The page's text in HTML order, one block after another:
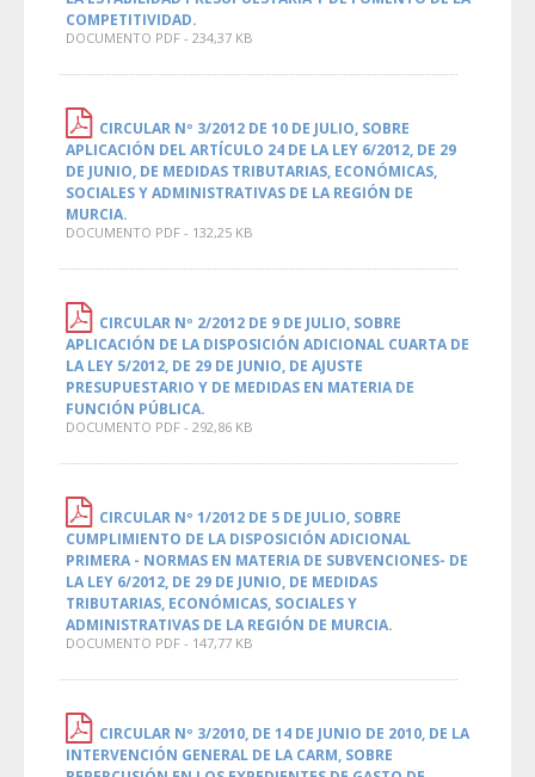
COMPETITIVIDAD.
DOCUMENTO PDF - 234,37 KB
CIRCULAR Nº 3/2012 DE 10 DE JULIO, SOBRE
APLICACIÓN DEL ARTÍCULO 24 DE LA LEY 6/2012, DE 29
DE JUNIO, DE MEDIDAS TRIBUTARIAS, ECONÓMICAS,
SOCIALES Y ADMINISTRATIVAS DE LA REGIÓN DE
MURCIA.
DOCUMENTO PDF - 132,25 KB
CIRCULAR Nº 2/2012 DE 9 DE JULIO, SOBRE
APLICACIÓN DE LA DISPOSICIÓN ADICIONAL CUARTA DE
LA LEY 5/2012, DE 29 DE JUNIO, DE AJUSTE
PRESUPUESTARIO Y DE MEDIDAS EN MATERIA DE
FUNCIÓN PÚBLICA.
DOCUMENTO PDF - 292,86 KB
CIRCULAR Nº 1/2012 DE 5 DE JULIO, SOBRE
CUMPLIMIENTO DE LA DISPOSICIÓN ADICIONAL
PRIMERA - NORMAS EN MATERIA DE SUBVENCIONES- DE
LA LEY 6/2012, DE 29 DE JUNIO, DE MEDIDAS
TRIBUTARIAS, ECONÓMICAS, SOCIALES Y
ADMINISTRATIVAS DE LA REGIÓN DE MURCIA.
DOCUMENTO PDF - 147,77 KB
CIRCULAR Nº 3/2010, DE 14 DE JUNIO DE 2010, DE LA
INTERVENCIÓN GENERAL DE LA CARM, SOBRE